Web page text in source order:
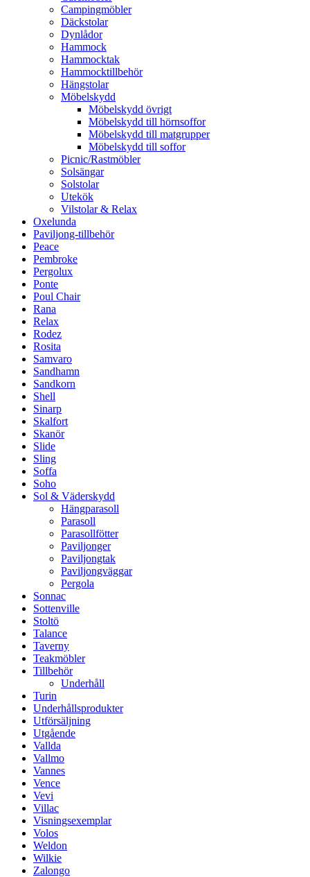
Campingmöbler
Däckstolar
Dynlådor
Hammock
Hammocktak
Hammocktillbehör
Hängstolar
Möbelskydd
Möbelskydd övrigt
Möbelskydd till hörnsoffor
Möbelskydd till matgrupper
Möbelskydd till soffor
Picnic/Rastmöbler
Solsängar
Solstolar
Utekök
Vilstolar & Relax
Oxelunda
Paviljong-tillbehör
Peace
Pembroke
Pergolux
Ponte
Poul Chair
Rana
Relax
Rodez
Rosita
Samvaro
Sandhamn
Sandkorn
Shell
Sinarp
Skalfort
Skanör
Slide
Sling
Soffa
Soho
Sol & Väderskydd
Hängparasoll
Parasoll
Parasollfötter
Paviljonger
Paviljongtak
Paviljongväggar
Pergola
Sonnac
Sottenville
Stoltö
Talance
Taverny
Teakmöbler
Tillbehör
Underhåll
Turin
Underhållsprodukter
Utförsäljning
Utgående
Vallda
Vallmo
Vannes
Vence
Vevi
Villac
Visningsexemplar
Volos
Weldon
Wilkie
Zalongo